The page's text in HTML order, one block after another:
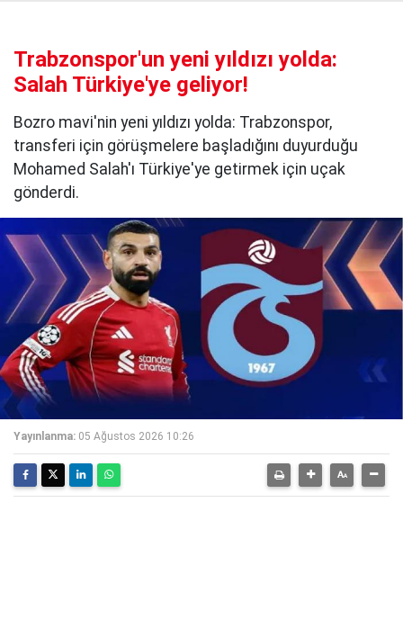
Trabzonspor'un yeni yıldızı yolda:
Salah Türkiye'ye geliyor!
Bozro mavi'nin yeni yıldızı yolda: Trabzonspor,
transferi için görüşmelere başladığını duyurduğu
Mohamed Salah'ı Türkiye'ye getirmek için uçak
gönderdi.
Yayınlanma: 05 Ağustos 2026 10:26